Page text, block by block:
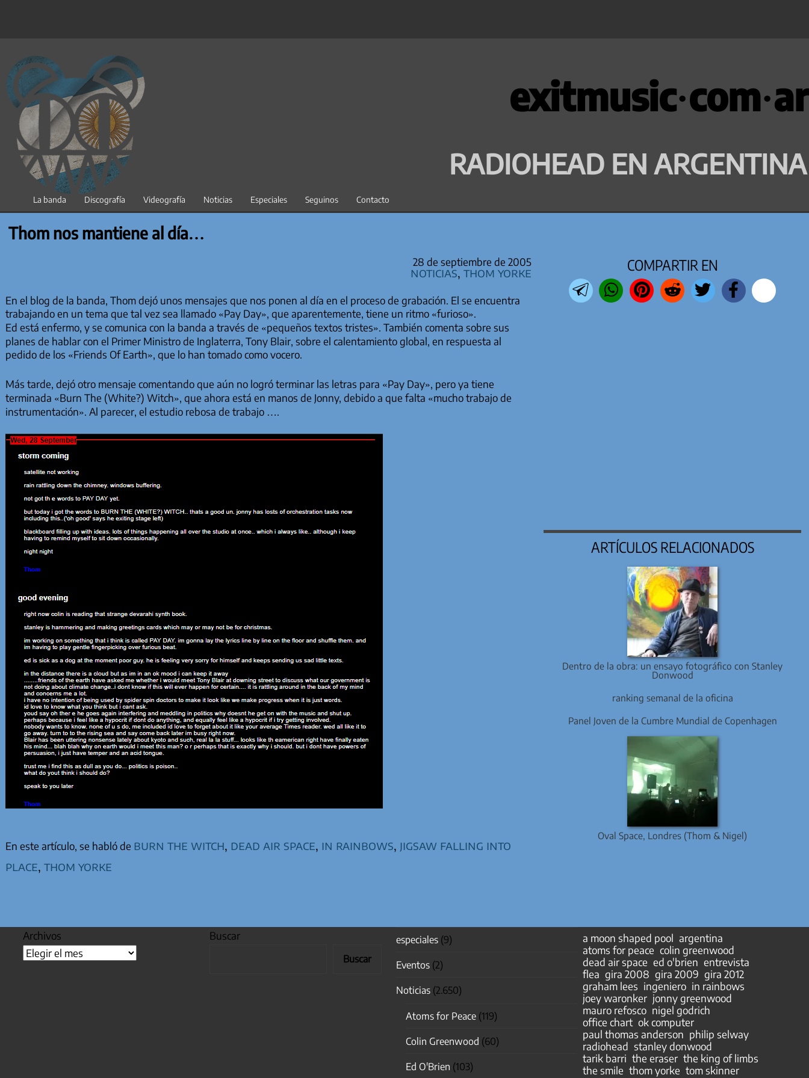
contenido
exitmusic·com·ar
RADIOHEAD EN ARGENTINA
La banda Discografía Videografía Noticias Especiales Seguinos Contacto
Thom nos mantiene al día…
28 de septiembre de 2005
Noticias Thom Yorke
En el blog de la banda, Thom dejó unos mensajes que nos ponen al día en el proceso de grabación. El se encuentra
trabajando en un tema que tal vez sea llamado «Pay Day», que aparentemente, tiene un ritmo «furioso».
Ed está enfermo, y se comunica con la banda a través de «pequeños textos tristes». También comenta sobre sus
planes de hablar con el Primer Ministro de Inglaterra, Tony Blair, sobre el calentamiento global, en respuesta al
pedido de los «Friends Of Earth», que lo han tomado como vocero.
Más tarde, dejó otro mensaje comentando que aún no logró terminar las letras para «Pay Day», pero ya tiene
terminada «Burn The (White?) Witch», que ahora está en manos de Jonny, debido a que falta «mucho trabajo de
instrumentación». Al parecer, el estudio rebosa de trabajo ….
En este artículo, se habló de burn the witch dead air space in rainbows jigsaw falling into
place thom yorke
COMPARTIR EN
ARTÍCULOS RELACIONADOS
Dentro de la obra: un ensayo fotográfico con Stanley
Donwood
ranking semanal de la oficina
Panel Joven de la Cumbre Mundial de Copenhagen
Oval Space, Londres (Thom & Nigel)
Archivos Buscar
Buscar
especiales(9)
Eventos(2)
Noticias(2.650)
Atoms for Peace(119)
Colin Greenwood (60)
Ed O'Brien (103)
a moon shaped pool argentina
atoms for peace colin greenwood
dead air space ed o'brien entrevista
flea gira 2008 gira 2009 gira 2012
graham lees ingeniero in rainbows
joey waronker jonny greenwood
mauro refosco nigel godrich
office chart ok computer
paul thomas anderson philip selway
radiohead stanley donwood
tarik barri the eraser the king of limbs
the smile thom yorke tom skinner